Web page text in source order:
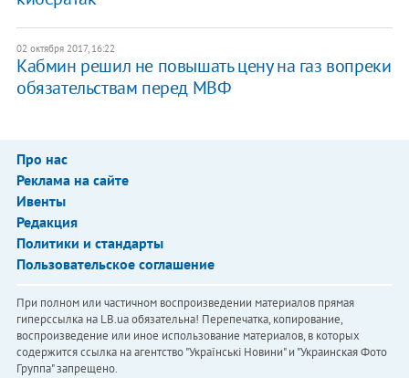
02 октября 2017, 16:22
Кабмин решил не повышать цену на газ вопреки
обязательствам перед МВФ
Про нас
Реклама на сайте
Ивенты
Редакция
Политики и стандарты
Пользовательское соглашение
При полном или частичном воспроизведении материалов прямая
гиперссылка на LB.ua обязательна! Перепечатка, копирование,
воспроизведение или иное использование материалов, в которых
содержится ссылка на агентство "Українськi Новини" и "Украинская Фото
Группа" запрещено.